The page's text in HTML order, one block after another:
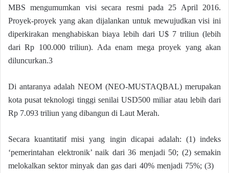
MBS mengumumkan visi secara resmi pada 25 April 2016.
Proyek-proyek yang akan dijalankan untuk mewujudkan visi ini
diperkirakan menghabiskan biaya lebih dari U$ 7 triliun (lebih
dari Rp 100.000 triliun). Ada enam mega proyek yang akan
diluncurkan.3
Di antaranya adalah NEOM (NEO-MUSTAQBAL) merupakan
kota pusat teknologi tinggi senilai USD500 miliar atau lebih dari
Rp 7.093 triliun yang dibangun di Laut Merah.
Secara kuantitatif misi yang ingin dicapai adalah: (1) indeks
‘pemerintahan elektronik’ naik dari 36 menjadi 50; (2) semakin
melokalkan sektor minyak dan gas dari 40% menjadi 75%; (3)